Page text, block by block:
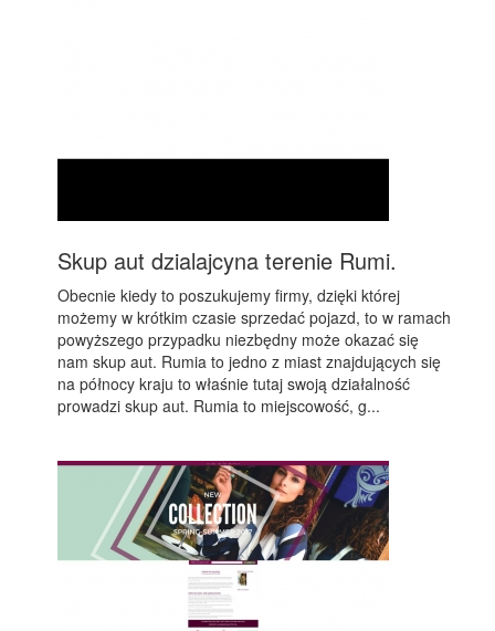
Skup aut dzialajcyna terenie Rumi.
Obecnie kiedy to poszukujemy firmy, dzięki której
możemy w krótkim czasie sprzedać pojazd, to w ramach
powyższego przypadku niezbędny może okazać się
nam skup aut. Rumia to jedno z miast znajdujących się
na północy kraju to właśnie tutaj swoją działalność
prowadzi skup aut. Rumia to miejscowość, g...